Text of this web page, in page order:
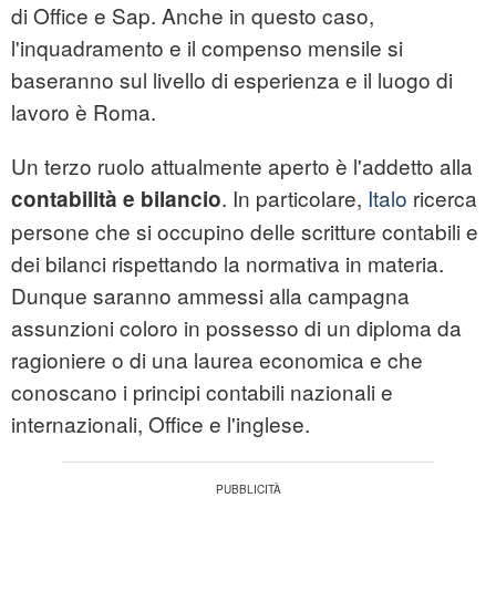
di Office e Sap. Anche in questo caso,
l'inquadramento e il compenso mensile si
baseranno sul livello di esperienza e il luogo di
lavoro è Roma.
Un terzo ruolo attualmente aperto è l'addetto alla
contabilità e bilancio. In particolare, Italo ricerca
persone che si occupino delle scritture contabili e
dei bilanci rispettando la normativa in materia.
Dunque saranno ammessi alla campagna
assunzioni coloro in possesso di un diploma da
ragioniere o di una laurea economica e che
conoscano i principi contabili nazionali e
internazionali, Office e l'inglese.